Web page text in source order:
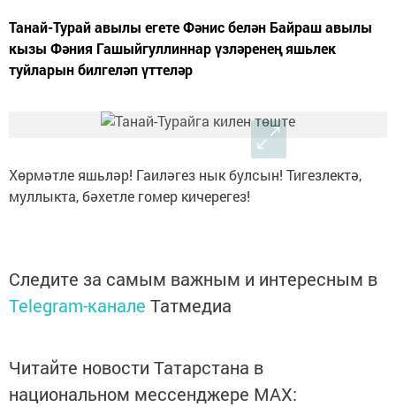
Танай-Турай авылы егете Фәнис белән Байраш авылы
кызы Фәния Гашыйгуллиннар үзләренең яшьлек
туйларын билгеләп үттеләр
Хөрмәтле яшьләр! Гаиләгез нык булсын! Тигезлектә,
муллыкта, бәхетле гомер кичерегез!
Следите за самым важным и интересным в
Telegram-канале Татмедиа
Читайте новости Татарстана в
национальном мессенджере MАХ: